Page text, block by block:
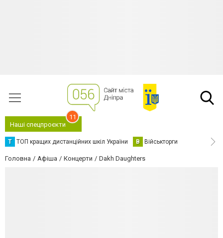
Наші спецпроєкти
11
Т ТОП кращих дистанційних шкіл України В Військторги
Головна Афіша Концерти Dakh Daughters